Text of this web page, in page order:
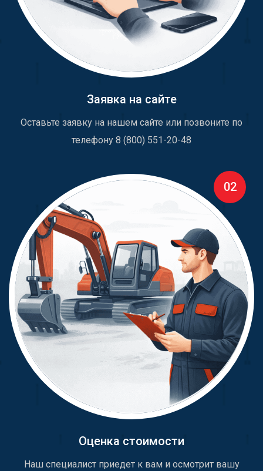
Заявка на сайте
Оставьте заявку на нашем сайте или позвоните по
телефону 8 (800) 551-20-48
02
Оценка стоимости
Наш специалист приедет к вам и осмотрит вашу